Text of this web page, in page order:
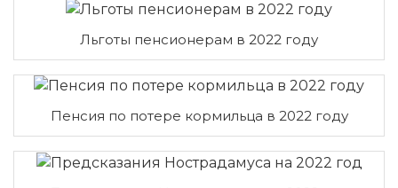
Льготы пенсионерам в 2022 году
Пенсия по потере кормильца в 2022 году